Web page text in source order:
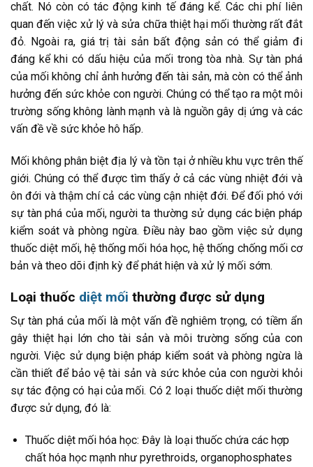
chất. Nó còn có tác động kinh tế đáng kể. Các chi phí liên
quan đến việc xử lý và sửa chữa thiệt hại mối thường rất đắt
đỏ. Ngoài ra, giá trị tài sản bất động sản có thể giảm đi
đáng kể khi có dấu hiệu của mối trong tòa nhà. Sự tàn phá
của mối không chỉ ảnh hưởng đến tài sản, mà còn có thể ảnh
hưởng đến sức khỏe con người. Chúng có thể tạo ra một môi
trường sống không lành mạnh và là nguồn gây dị ứng và các
vấn đề về sức khỏe hô hấp.
Mối không phân biệt địa lý và tồn tại ở nhiều khu vực trên thế
giới. Chúng có thể được tìm thấy ở cả các vùng nhiệt đới và
ôn đới và thậm chí cả các vùng cận nhiệt đới. Để đối phó với
sự tàn phá của mối, người ta thường sử dụng các biện pháp
kiểm soát và phòng ngừa. Điều này bao gồm việc sử dụng
thuốc diệt mối, hệ thống mối hóa học, hệ thống chống mối cơ
bản và theo dõi định kỳ để phát hiện và xử lý mối sớm.
Loại thuốc diệt mối thường được sử dụng
Sự tàn phá của mối là một vấn đề nghiêm trọng, có tiềm ẩn
gây thiệt hại lớn cho tài sản và môi trường sống của con
người. Việc sử dụng biện pháp kiểm soát và phòng ngừa là
cần thiết để bảo vệ tài sản và sức khỏe của con người khỏi
sự tác động có hại của mối. Có 2 loại thuốc diệt mối thường
được sử dụng, đó là:
Thuốc diệt mối hóa học: Đây là loại thuốc chứa các hợp
chất hóa học mạnh như pyrethroids, organophosphates